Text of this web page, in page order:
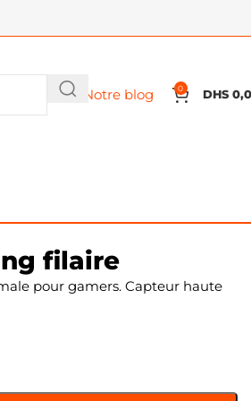
Notre blog 0 DHS
filaire
pour gamers. Capteur haute